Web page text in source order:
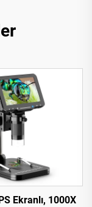
Ekranlı, 1000X